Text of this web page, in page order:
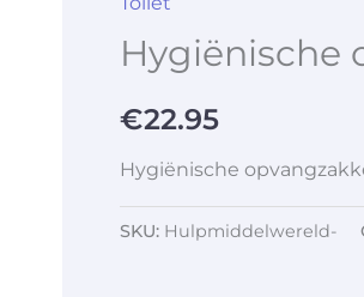
Hygiënische
€22.95
Hygiënische
SKU: Hulpmiddelwereld-